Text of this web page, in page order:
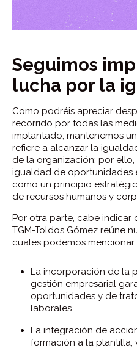
Seguimos
lucha por la
Como podréis apreciar
recorrido por todas las
implantado, mantenemos
refiere a alcanzar la
de la organización; por
igualdad de oportunidades
como un principio
de recursos humanos y
Por otra parte, cabe
TGM-Toldos Gómez reúne
cuales podemos
La incorporación de la
gestión empresarial
oportunidades y de
laborales.
La integración de
formación a la